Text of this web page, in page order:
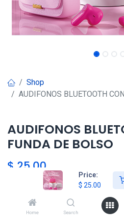
Price:
$ 25.00
Home Search
Shop
AUDIFONOS BLUETOOTH
AUDIFONOS
FUNDA DE BOLSO
$ 25.00
ALTOS